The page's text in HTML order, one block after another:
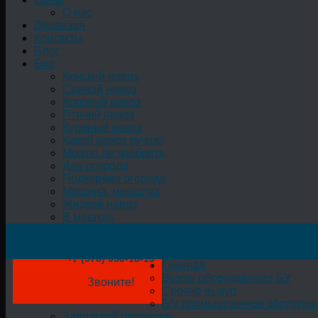
О нас
Лицензия
Контакты
Блог
Био
Конский навоз
Свиной навоз
Коровий навоз
Птичий навоз
Куриный навоз
Какой навоз лучше
Можно ли удобрять
Для огорода
Подкормка огорода
Машина, мешалка
Жидкий навоз
В мешках
+7 (978) 050-18-19
Звоните!
Главная
Выкуп оборудования БУ
Срочно выкуп
Б/у промышленное